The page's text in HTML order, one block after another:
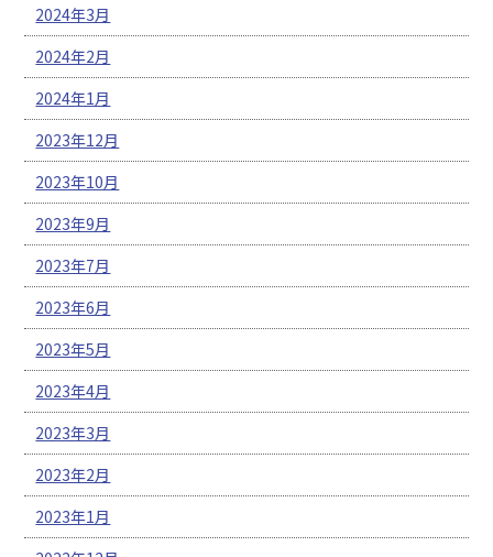
2024年3月
2024年2月
2024年1月
2023年12月
2023年10月
2023年9月
2023年7月
2023年6月
2023年5月
2023年4月
2023年3月
2023年2月
2023年1月